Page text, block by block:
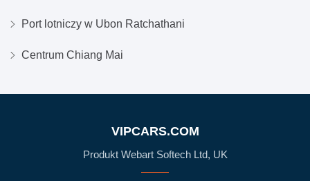
Port lotniczy w Ubon Ratchathani
Centrum Chiang Mai
VIPCARS.COM
Produkt Webart Softech Ltd, UK